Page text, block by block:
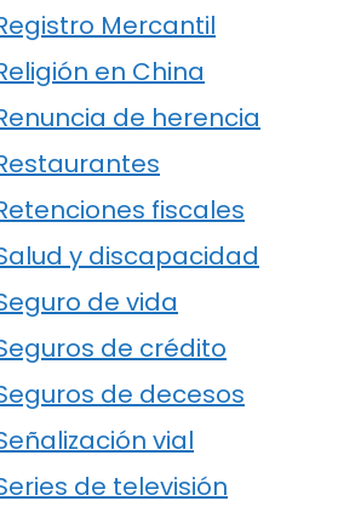
Mercantil
en China
de herencia
fiscales
y discapacidad
de vida
de crédito
de decesos
vial
de televisión